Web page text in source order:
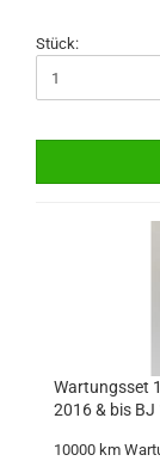
Stück:
Wartungsset
2016 & bis
10000 km